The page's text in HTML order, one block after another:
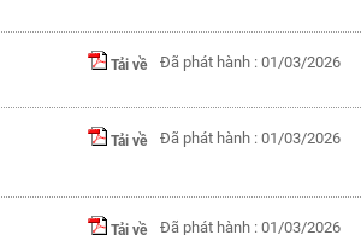
Tải về Đã phát hành : 01/03/2026
Tải về Đã phát hành : 01/03/2026
Tải về Đã phát hành : 01/03/2026